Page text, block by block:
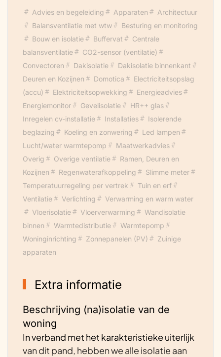
Advies en begeleiding Apparaten
Architectuur
Balansventilatie met wtw
Besturing en monitoring
Bouw en isolatie
Buffervat
Centrale
balansventilatie
CO2-sensor (ventilatie)
Convectoren
Dakisolatie
Dakisolatie binnenkant
Deuren en Kozijnen
Domotica
Electriciteitsopslag
(accu)
Elektriciteitsopwekking
Energieadvies
Energiemonitor
Gevelisolatie
HR++ glas
Inregelen cv-installatie
Installaties
Isolerende
beglazing
Koeling en zonwering
Led lampen
Lucht/water warmtepomp
Maatwerkadvies
Overig
Overige ventilatie
Ramen, Deuren en
Kozijnen
Regenwaterafkoppeling
Slimme meter
Temperatuurregeling per vertrek
Tuin en erf
Ventilatie
Verlichting
Verwarming en warm water
Vloerisolatie
Vloerverwarming
Wandisolatie
binnen
Warmtedistributie
Warmtepomp
Woninginrichting
Zonnepanelen (PV)
Zuinige
apparaten
Extra informatie
Beschrijving (na)isolatie van de
woning
In verband met het karakteristieke uiterlijk
van dit pand, hebben we alle isolatie aan